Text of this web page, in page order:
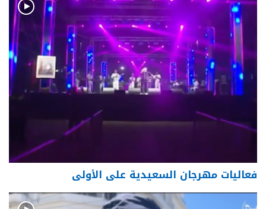
فعاليات مهرجان السعيدية على الأولى